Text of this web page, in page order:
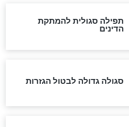
לחשב את הקץ?
בימות המשיח?